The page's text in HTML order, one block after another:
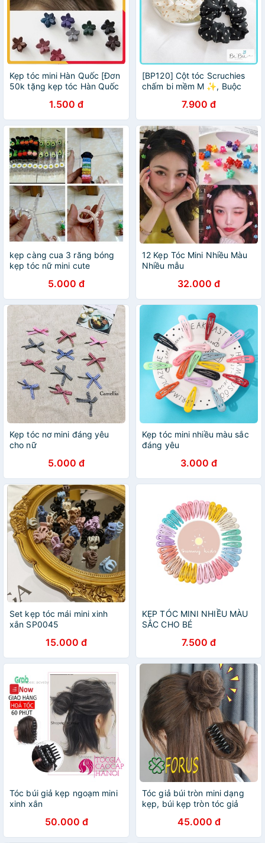
Kẹp tóc mini Hàn Quốc [Đơn
50k tặng kẹp tóc Hàn Quốc
1.500 đ
[BP120] Cột tóc Scruchies
chấm bi mềm M ✨, Buộc
7.900 đ
kẹp càng cua 3 răng bóng
kẹp tóc nữ mini cute
5.000 đ
12 Kẹp Tóc Mini Nhiều Màu
Nhiều mẫu
32.000 đ
Kẹp tóc nơ mini đáng yêu
cho nữ
5.000 đ
Kẹp tóc mini nhiều màu sắc
đáng yêu
3.000 đ
Set kẹp tóc mái mini xinh
xắn SP0045
15.000 đ
KẸP TÓC MINI NHIỀU MÀU
SẮC CHO BÉ
7.500 đ
Tóc búi giả kẹp ngoạm mini
xinh xắn
50.000 đ
Tóc giả búi tròn mini dạng
kẹp, búi kẹp tròn tóc giả
45.000 đ